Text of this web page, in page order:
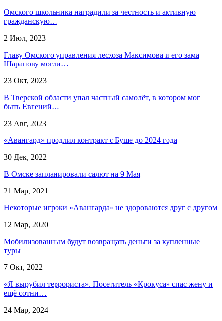
Омского школьника наградили за честность и активную
гражданскую…
2 Июл, 2023
Главу Омского управления лесхоза Максимова и его зама
Шарапову могли…
23 Окт, 2023
В Тверской области упал частный самолёт, в котором мог
быть Евгений…
23 Авг, 2023
«Авангард» продлил контракт с Буше до 2024 года
30 Дек, 2022
В Омске запланировали салют на 9 Мая
21 Мар, 2021
Некоторые игроки «Авангарда» не здороваются друг с другом
12 Мар, 2020
Мобилизованным будут возвращать деньги за купленные
туры
7 Окт, 2022
«Я вырубил террориста». Посетитель «Крокуса» спас жену и
ещё сотни…
24 Мар, 2024